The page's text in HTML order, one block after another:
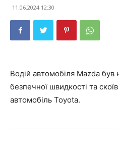
11.06.2024 12:30
Водій автомобіля Mazda
безпечної швидкості та
автомобіль Toyota.